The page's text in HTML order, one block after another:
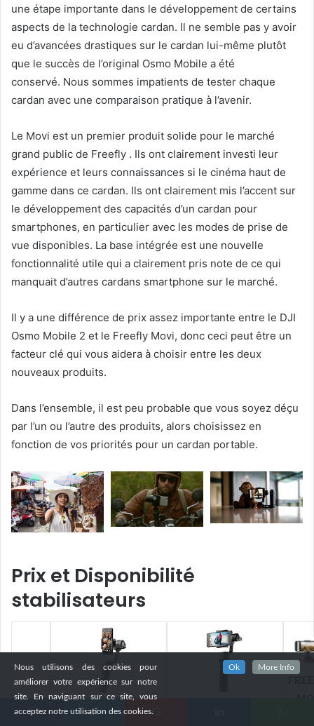
une étape importante dans le développement de certains
aspects de la technologie cardan. Il ne semble pas y avoir
eu d’avancées drastiques sur le cardan lui-même plutôt
que le succès de l’original Osmo Mobile a été
conservé. Nous sommes impatients de tester chaque
cardan avec une comparaison pratique à l’avenir.
Le Movi est un premier produit solide pour le marché
grand public de Freefly . Ils ont clairement investi leur
expérience et leurs connaissances si le cinéma haut de
gamme dans ce cardan. Ils ont clairement mis l’accent sur
le développement des capacités d’un cardan pour
smartphones, en particulier avec les modes de prise de
vue disponibles. La base intégrée est une nouvelle
fonctionnalité utile qui a clairement pris note de ce qui
manquait d’autres cardans smartphone sur le marché.
Il y a une différence de prix assez importante entre le DJI
Osmo Mobile 2 et le Freefly Movi, donc ceci peut être un
facteur clé qui vous aidera à choisir entre les deux
nouveaux produits.
Dans l’ensemble, il est peu probable que vous soyez déçu
par l’un ou l’autre des produits, alors choisissez en
fonction de vos priorités pour un cardan portable.
Prix et Disponibilité
stabilisateurs
DJI OSMO MOBILE 2
Nous utilisons des cookies pour
améliorer votre expérience sur notre
site. En naviguant sur ce site, vous
acceptez notre utilisation des cookies.
Ok More Info